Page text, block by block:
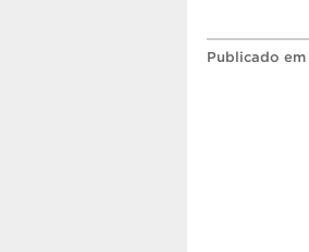
Publicado em